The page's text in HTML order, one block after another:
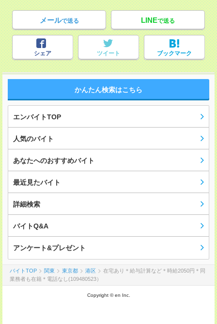
メールで送る LINEで送る
シェア ツイート ブックマーク
かんたん検索はこちら
エンバイトTOP
人気のバイト
あなたへのおすすめバイト
最近見たバイト
詳細検索
バイトQ&A
アンケート&プレゼント
バイトTOP 関東 東京都 港区
在宅あり＊給与計算など＊時給2050円＊同
業務者も在籍＊電話なし(109480523）
Copyright © en Inc.